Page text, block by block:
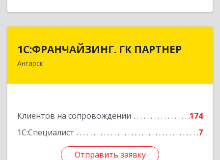
1С:ФРАНЧАЙЗИНГ. ГК ПАРТНЕР
Ангарск
Клиентов на сопровождении
174
1С:Специалист
7
Отправить заявку
1С:ФРАНЧАЙЗИНГ. ГК ПАРТНЕР
Отправить заявку